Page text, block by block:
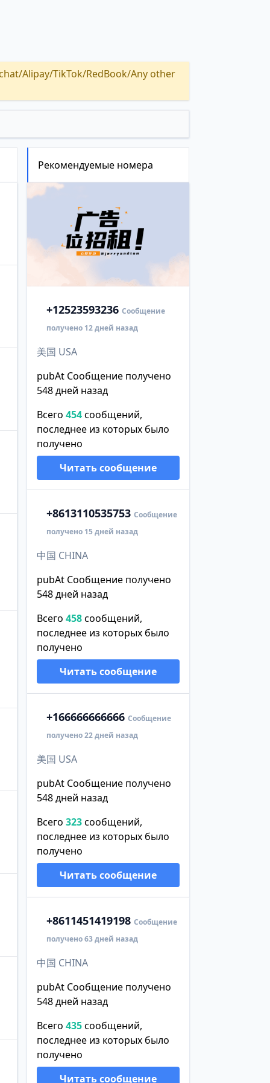
Alipay/TikTok/RedBook/Any other
Рекомендуемые номера
+12523593236 Сообщение
получено 12 дней назад
美国 USA
pubAt Сообщение получено
548 дней назад
Всего 454сообщений,
последнее из которых было
получено
Читать сообщение
+8613110535753 Сообщение
получено 15 дней назад
中国 CHINA
pubAt Сообщение получено
548 дней назад
Всего 458сообщений,
последнее из которых было
получено
Читать сообщение
+166666666666 Сообщение
получено 22 дней назад
美国 USA
pubAt Сообщение получено
548 дней назад
Всего 323сообщений,
последнее из которых было
получено
Читать сообщение
+8611451419198 Сообщение
получено 63 дней назад
中国 CHINA
pubAt Сообщение получено
548 дней назад
Всего 435сообщений,
последнее из которых было
получено
Читать сообщение